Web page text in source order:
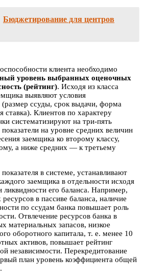
Бюджетирование для центров
клиента необходимо
уровень выбранных оценочных
(рейтинг). Исходя из класса
выявляют условия
(размер ссуды, срок выдачи, форма
ставка). Клиентов по характеру
систематизируют на три-пять
на уровне средних величин
заемщика ко второму классу,
а ниже средних — к третьему
в системе, устанавливают
заемщика в отдельности исходя
ликвидности его баланса. Например,
в пассиве баланса, наличие
по ссудам банка повышает роль
Отвлечение ресурсов банка в
материальных запасов, низкое
оборотного капитала, т. е. менее 10
активов, повышает рейтинг
независимости. Перекредитование
план уровень коэффициента общей